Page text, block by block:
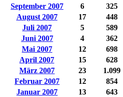
September 2007
6 325
August 2007
17 448
Juli 2007
5 589
Juni 2007
4 362
Mai 2007
12 698
April 2007
15 628
März 2007
23 1.099
Februar 2007
12 854
Januar 2007
13 643